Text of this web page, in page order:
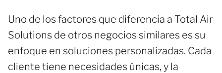
Uno de los factores que diferencia a Total Air
Solutions de otros negocios similares es su
enfoque en soluciones personalizadas. Cada
cliente tiene necesidades únicas, y la